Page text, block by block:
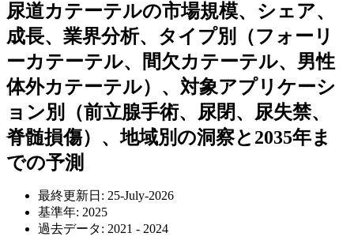
尿道カテーテルの市場規模、シェア、
成長、業界分析、タイプ別（フォーリ
ーカテーテル、間欠カテーテル、男性
体外カテーテル）、対象アプリケーシ
ョン別（前立腺手術、尿閉、尿失禁、
脊髄損傷）、地域別の洞察と2035年ま
での予測
最終更新日: 25-July-2026
基準年: 2025
過去データ: 2021 - 2024